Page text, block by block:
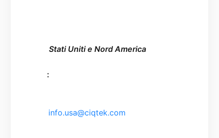
    Stati Uniti e Nord America